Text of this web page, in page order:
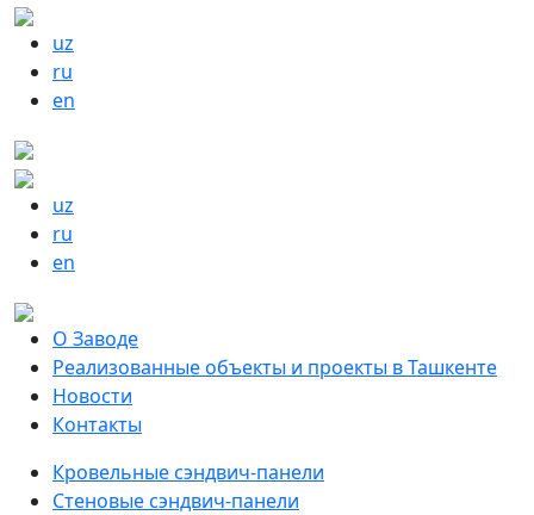
uz
ru
en
uz
ru
en
О Заводе
Реализованные объекты и проекты в Ташкенте
Новости
Контакты
Кровельные сэндвич-панели
Стеновые сэндвич-панели